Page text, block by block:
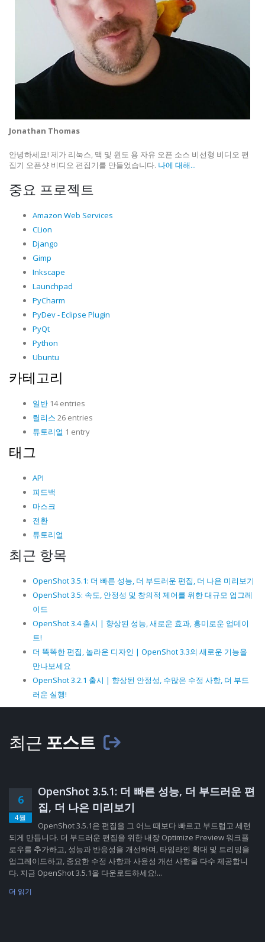
Jonathan Thomas
안녕하세요! 제가 리눅스, 맥 및 윈도 용 자유 오픈 소스 비선형 비디오 편
집기 오픈샷 비디오 편집기를 만들었습니다. 나에 대해...
중요 프로젝트
Amazon Web Services
CLion
Django
Gimp
Inkscape
Launchpad
PyCharm
PyDev - Eclipse Plugin
PyQt
Python
Ubuntu
카테고리
일반 14 entries
릴리스 26 entries
튜토리얼 1 entry
태그
API
피드백
마스크
전환
튜토리얼
최근 항목
OpenShot 3.5.1: 더 빠른 성능, 더 부드러운 편집, 더 나은 미리보기
OpenShot 3.5: 속도, 안정성 및 창의적 제어를 위한 대규모 업그레
이드
OpenShot 3.4 출시 | 향상된 성능, 새로운 효과, 흥미로운 업데이
트!
더 똑똑한 편집, 놀라운 디자인 | OpenShot 3.3의 새로운 기능을
만나보세요
OpenShot 3.2.1 출시 | 향상된 안정성, 수많은 수정 사항, 더 부드
러운 실행!
최근 포스트
6
4월
OpenShot 3.5.1: 더 빠른 성능, 더 부드러운 편
집, 더 나은 미리보기
OpenShot 3.5.1은 편집을 그 어느 때보다 빠르고 부드럽고 세련
되게 만듭니다. 더 부드러운 편집을 위한 내장 Optimize Preview 워크플
로우를 추가하고, 성능과 반응성을 개선하며, 타임라인 확대 및 트리밍을
업그레이드하고, 중요한 수정 사항과 사용성 개선 사항을 다수 제공합니
다. 지금 OpenShot 3.5.1을 다운로드하세요!...
더 읽기